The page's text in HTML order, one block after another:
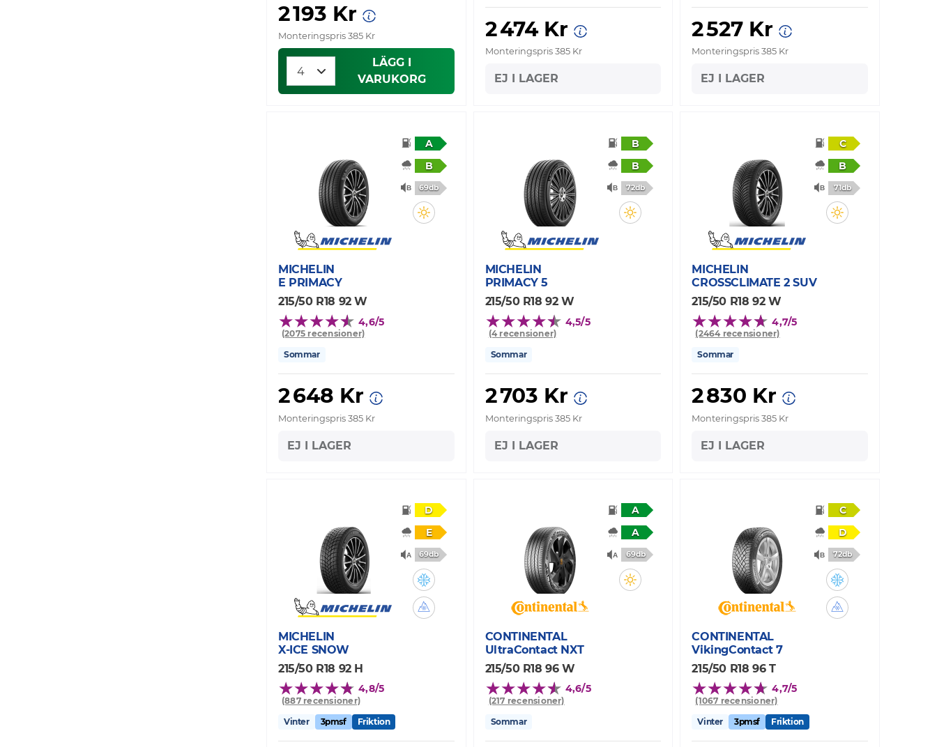
2 193 Kr
Monteringspris 385 Kr
LÄGG I
VARUKORG
2 474 Kr
Monteringspris 385 Kr
EJ I LAGER
2 527 Kr
Monteringspris 385 Kr
EJ I LAGER
A
B
69db
MICHELIN
E PRIMACY
215/50 R18 92 W
4,6/5
(2075 recensioner)
Sommar
2 648 Kr
Monteringspris 385 Kr
EJ I LAGER
B
B
72db
MICHELIN
PRIMACY 5
215/50 R18 92 W
4,5/5
(4 recensioner)
Sommar
2 703 Kr
Monteringspris 385 Kr
EJ I LAGER
C
B
71db
MICHELIN
CROSSCLIMATE 2 SUV
215/50 R18 92 W
4,7/5
(2464 recensioner)
Sommar
2 830 Kr
Monteringspris 385 Kr
EJ I LAGER
D
E
69db
MICHELIN
X-ICE SNOW
215/50 R18 92 H
4,8/5
(887 recensioner)
Vinter
3pmsf Friktion
A
A
69db
CONTINENTAL
UltraContact NXT
215/50 R18 96 W
4,6/5
(217 recensioner)
Sommar
C
D
72db
CONTINENTAL
VikingContact 7
215/50 R18 96 T
4,7/5
(1067 recensioner)
Vinter
3pmsf Friktion